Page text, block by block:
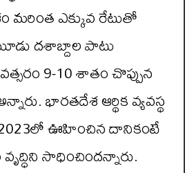
మరింత ఎక్కువ రేటుతో
దశాబ్దాల పాటు
9-10 శాతం చొప్పున
భారతదేశ ఆర్థిక వ్యవస్థ
2023లో ఊహించిన దానికంటే
సాధించిందన్నారు.